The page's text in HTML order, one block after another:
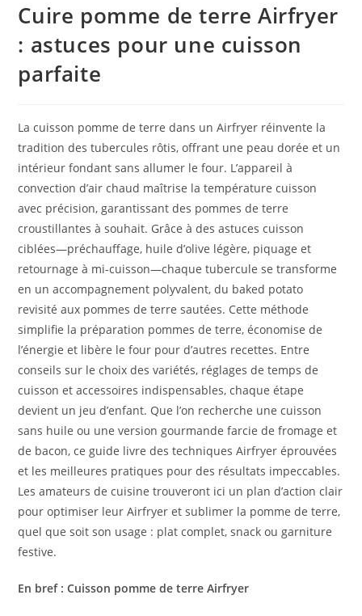
Cuire pomme de terre Airfryer
: astuces pour une cuisson
parfaite
La cuisson pomme de terre dans un Airfryer réinvente la
tradition des tubercules rôtis, offrant une peau dorée et un
intérieur fondant sans allumer le four. L’appareil à
convection d’air chaud maîtrise la température cuisson
avec précision, garantissant des pommes de terre
croustillantes à souhait. Grâce à des astuces cuisson
ciblées—préchauffage, huile d’olive légère, piquage et
retournage à mi-cuisson—chaque tubercule se transforme
en un accompagnement polyvalent, du baked potato
revisité aux pommes de terre sautées. Cette méthode
simplifie la préparation pommes de terre, économise de
l’énergie et libère le four pour d’autres recettes. Entre
conseils sur le choix des variétés, réglages de temps de
cuisson et accessoires indispensables, chaque étape
devient un jeu d’enfant. Que l’on recherche une cuisson
sans huile ou une version gourmande farcie de fromage et
de bacon, ce guide livre des techniques Airfryer éprouvées
et les meilleures pratiques pour des résultats impeccables.
Les amateurs de cuisine trouveront ici un plan d’action clair
pour optimiser leur Airfryer et sublimer la pomme de terre,
quel que soit son usage : plat complet, snack ou garniture
festive.
En bref : Cuisson pomme de terre Airfryer